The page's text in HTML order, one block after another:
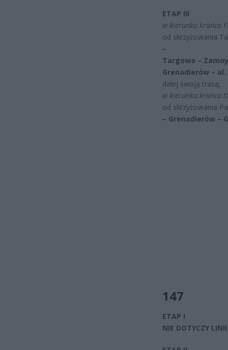
ETAP III
w kierunku krańca
od skrzyżowania
–
Targowa –
Grenadierów –
dalej swoją trasą;
w kierunku krańca
od skrzyżowania
– Grenadierów –
147
ETAP I
NIE DOTYCZY